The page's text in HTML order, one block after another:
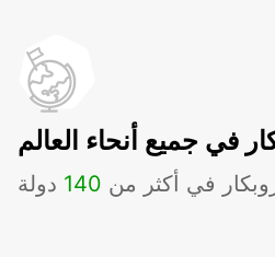
في جميع أنحاء العالم
في أكثر من 140 دولة